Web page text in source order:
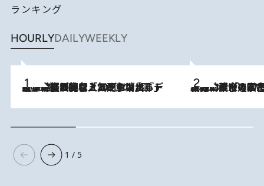
ランキング
HOURLYDAILYWEEKLY
2026.8.5
【なぜ吉沢亮は「気配を消せる」のか？】興行収入208億の『国宝』を経て挑むミュージカル『ディア・エヴァン・ハンセン』。トップ俳優が舞台上でさらけ出した“孤独”とは 2026.8.3
慶應幼稚舎の図書室からテレビの世界に飛び込んだ阿川佐和子（72）
1 / 5